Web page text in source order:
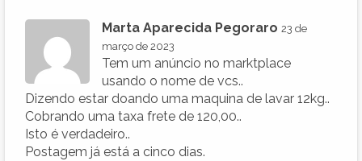
Marta Aparecida Pegoraro 23 de
março de 2023
Tem um anúncio no marktplace
usando o nome de vcs..
Dizendo estar doando uma maquina de lavar 12kg..
Cobrando uma taxa frete de 120,00..
Isto é verdadeiro..
Postagem já está a cinco dias.